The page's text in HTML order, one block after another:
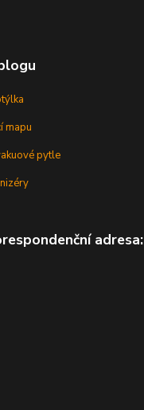
mapu
pytle
adresa: